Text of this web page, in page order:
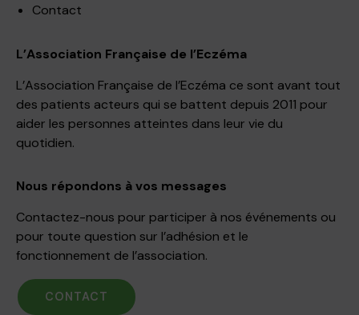
Contact
L’Association Française de l’Eczéma
L’Association Française de l’Eczéma ce sont avant tout
des patients acteurs qui se battent depuis 2011 pour
aider les personnes atteintes dans leur vie du
quotidien.
Nous répondons à vos messages
Contactez-nous pour participer à nos événements ou
pour toute question sur l’adhésion et le
fonctionnement de l’association.
CONTACT